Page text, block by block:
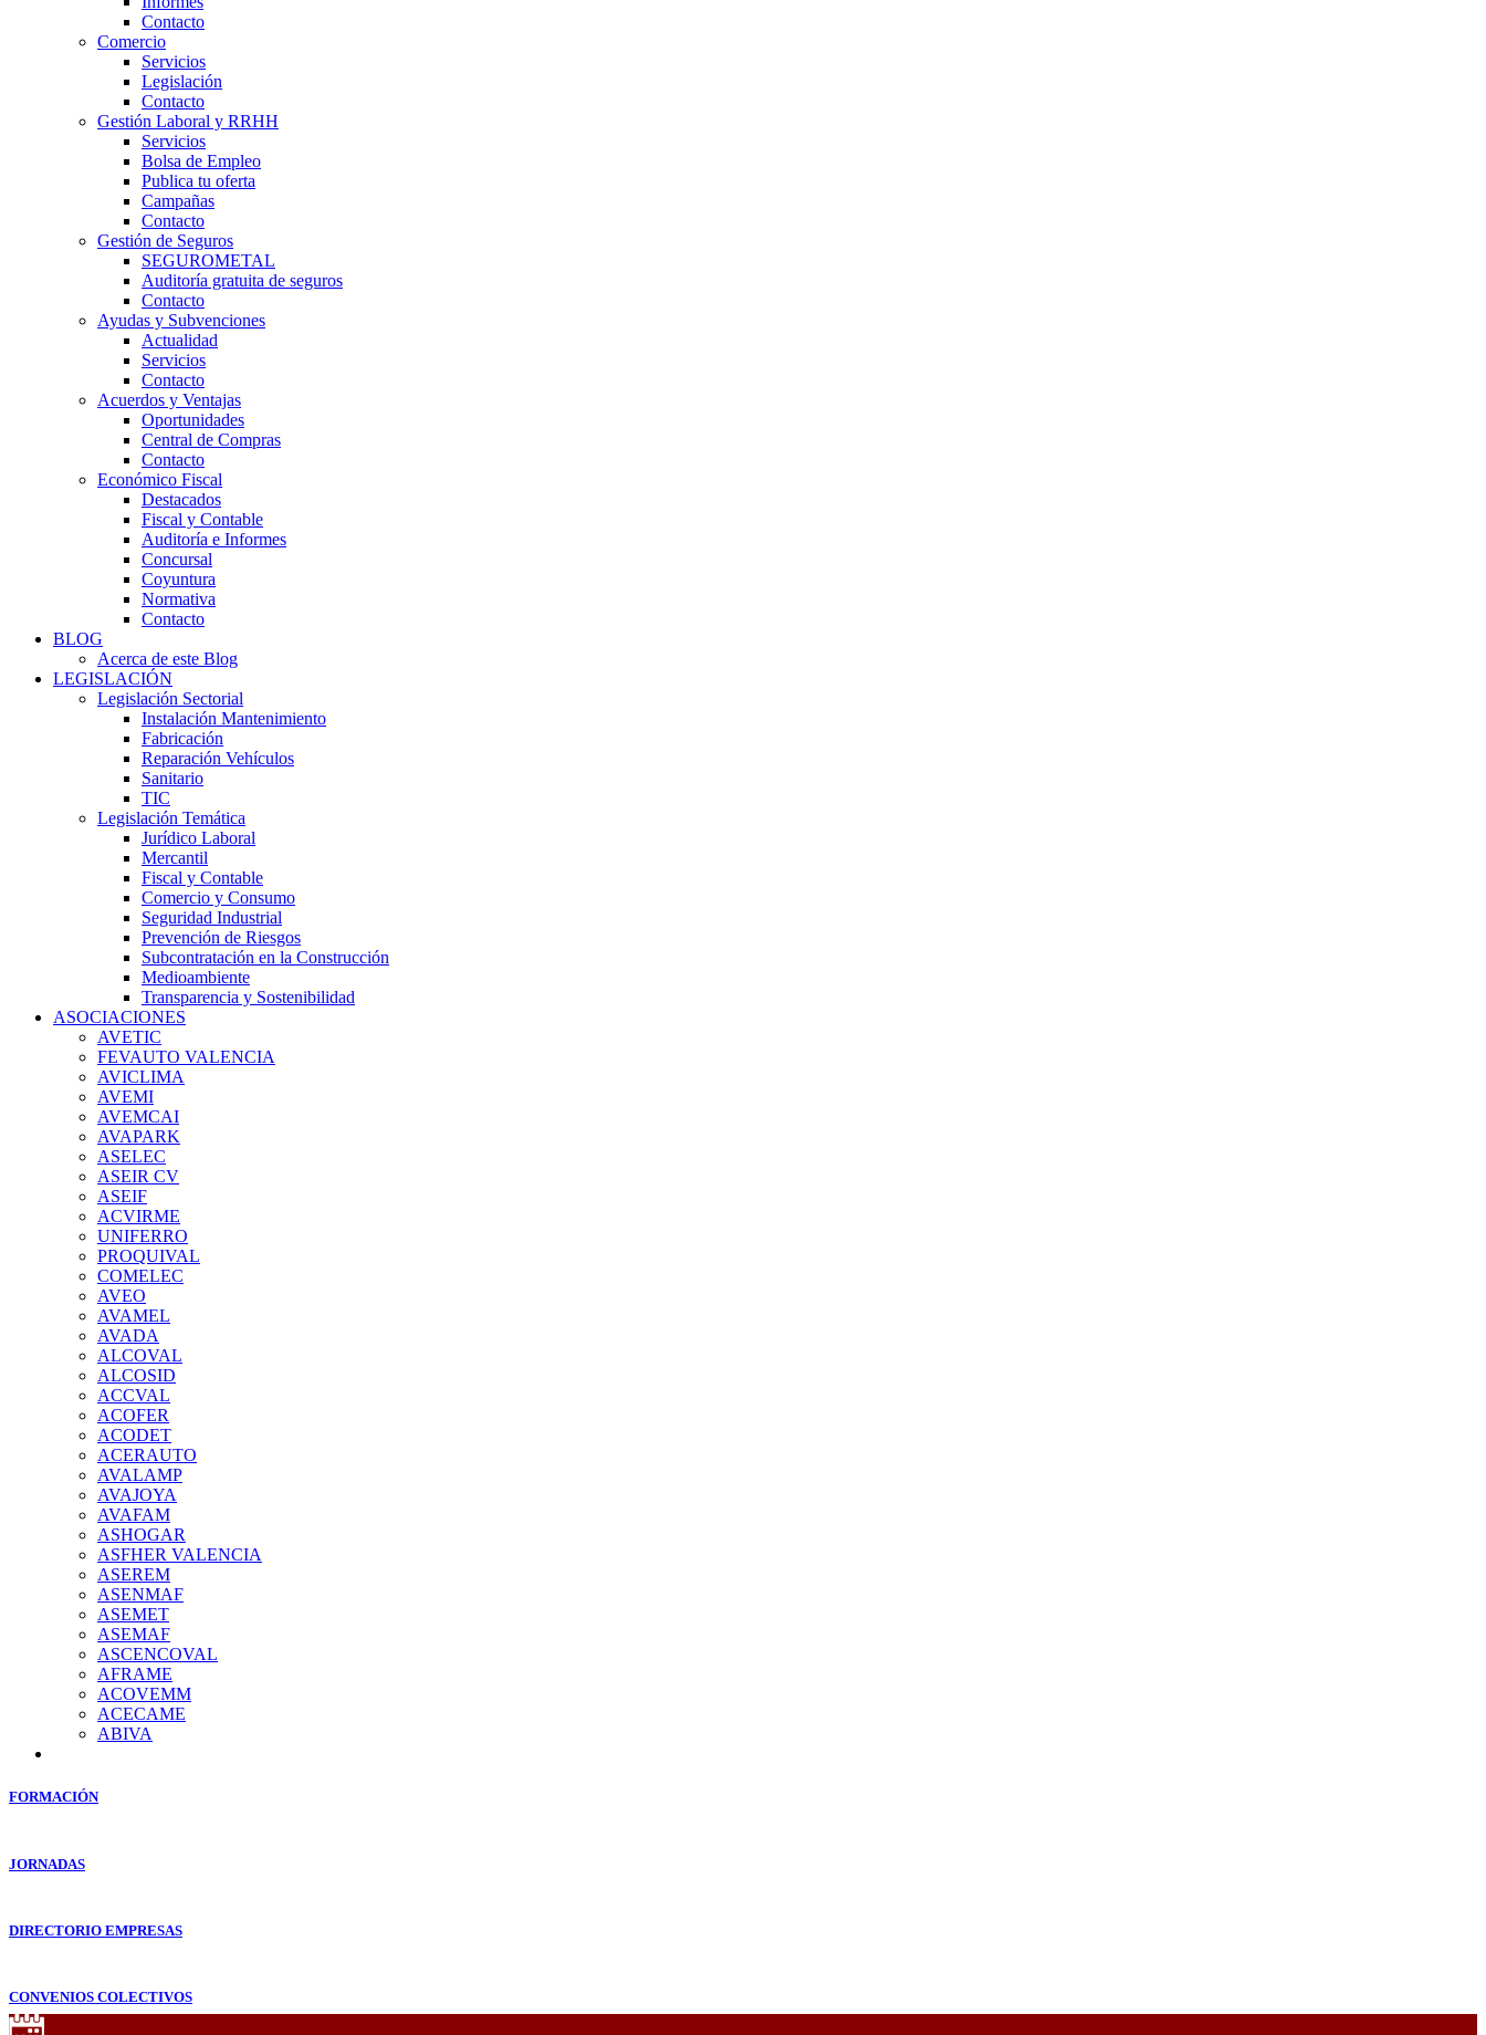
Contacto
Comercio
Servicios
Legislación
Contacto
Gestión Laboral y RRHH
Servicios
Bolsa de Empleo
Publica tu oferta
Campañas
Contacto
Gestión de Seguros
SEGUROMETAL
Auditoría gratuita de seguros
Contacto
Ayudas y Subvenciones
Actualidad
Servicios
Contacto
Acuerdos y Ventajas
Oportunidades
Central de Compras
Contacto
Económico Fiscal
Destacados
Fiscal y Contable
Auditoría e Informes
Concursal
Coyuntura
Normativa
Contacto
BLOG
Acerca de este Blog
LEGISLACIÓN
Legislación Sectorial
Instalación Mantenimiento
Fabricación
Reparación Vehículos
Sanitario
TIC
Legislación Temática
Jurídico Laboral
Mercantil
Fiscal y Contable
Comercio y Consumo
Seguridad Industrial
Prevención de Riesgos
Subcontratación en la Construcción
Medioambiente
Transparencia y Sostenibilidad
ASOCIACIONES
AVETIC
FEVAUTO VALENCIA
AVICLIMA
AVEMI
AVEMCAI
AVAPARK
ASELEC
ASEIR CV
ASEIF
ACVIRME
UNIFERRO
PROQUIVAL
COMELEC
AVEO
AVAMEL
AVADA
ALCOVAL
ALCOSID
ACCVAL
ACOFER
ACODET
ACERAUTO
AVALAMP
AVAJOYA
AVAFAM
ASHOGAR
ASFHER VALENCIA
ASEREM
ASENMAF
ASEMET
ASEMAF
ASCENCOVAL
AFRAME
ACOVEMM
ACECAME
ABIVA
FORMACIÓN
JORNADAS
DIRECTORIO EMPRESAS
CONVENIOS COLECTIVOS